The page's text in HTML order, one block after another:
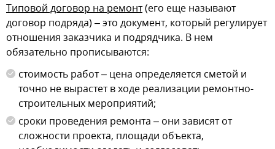
Типовой договор на ремонт(его еще называют
договор подряда) – это документ, который регулирует
отношения заказчика и подрядчика. В нем
обязательно прописываются:
стоимость работ – цена определяется сметой и
точно не вырастет в ходе реализации ремонтно-
строительных мероприятий;
сроки проведения ремонта – они зависят от
сложности проекта, площади объекта,